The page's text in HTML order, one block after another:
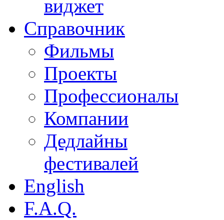
виджет
Справочник
Фильмы
Проекты
Профессионалы
Компании
Дедлайны
фестивалей
English
F.A.Q.